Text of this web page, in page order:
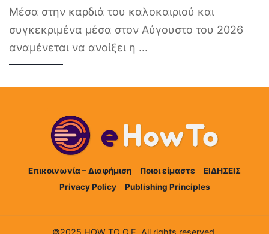
Μέσα στην καρδιά του καλοκαιριού και
συγκεκριμένα μέσα στον Αύγουστο του 2026
αναμένεται να ανοίξει η ...
Επικοινωνία – Διαφήμιση Ποιοι είμαστε
ΕΙΔΗΣΕΙΣ
Privacy Policy
Publishing Principles
©2025 HOW TO Ο.Ε. All rights reserved.